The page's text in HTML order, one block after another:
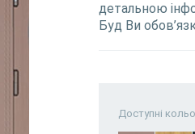
детальною
Буд Ви
Доступні